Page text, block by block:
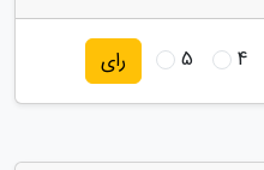
4
5 رای